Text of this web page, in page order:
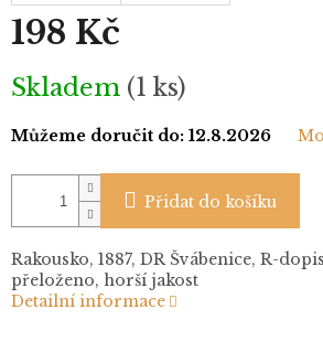
198 Kč
Měrná
cena:
Skladem (1 ks)
Můžeme doručit do: 12.8.2026
Přidat do košíku
Rakousko, 1887, DR Švábenice, R-
přeloženo, horší jakost
Detailní informace